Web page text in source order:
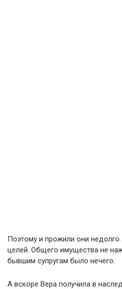
Поэтому и прожили они
целей. Общего имущества не
бывшим супругам было нечего.
А вскоре Вера получила в